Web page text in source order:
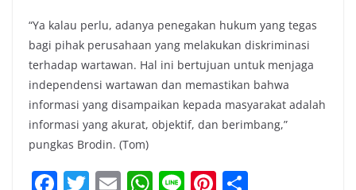
“Ya kalau perlu, adanya penegakan hukum yang tegas
bagi pihak perusahaan yang melakukan diskriminasi
terhadap wartawan. Hal ini bertujuan untuk menjaga
independensi wartawan dan memastikan bahwa
informasi yang disampaikan kepada masyarakat adalah
informasi yang akurat, objektif, dan berimbang,”
pungkas Brodin. (Tom)